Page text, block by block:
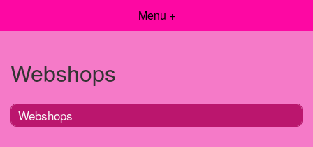
Menu +
Webshops
Webshops